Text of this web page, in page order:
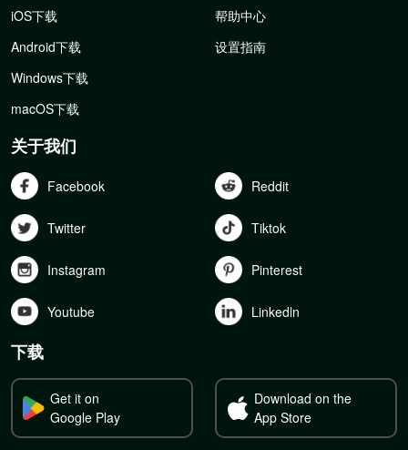
iOS下载
Android下载
Windows下载
macOS下载
帮助中心
设置指南
关于我们
Facebook Reddit
Twitter Tiktok
Instagram Pinterest
Youtube Linkedln
下载
Get it on
Google Play
Download on the
App Store